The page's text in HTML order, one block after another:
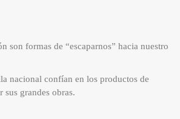
son formas de “escaparnos” hacia nuestro
nacional confían en los productos de
sus grandes obras.